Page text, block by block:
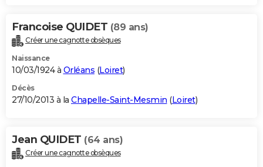
Francoise QUIDET (89 ans)
Créer une cagnotte obsèques
Naissance
10/03/1924 à Orléans (Loiret)
Décès
27/10/2013 à la Chapelle-Saint-Mesmin (Loiret)
Jean QUIDET (64 ans)
Créer une cagnotte obsèques